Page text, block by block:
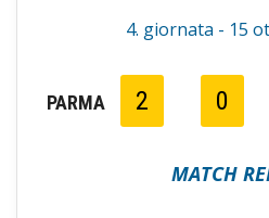
4. giornata - 15
PARMA 2 0
MATCH